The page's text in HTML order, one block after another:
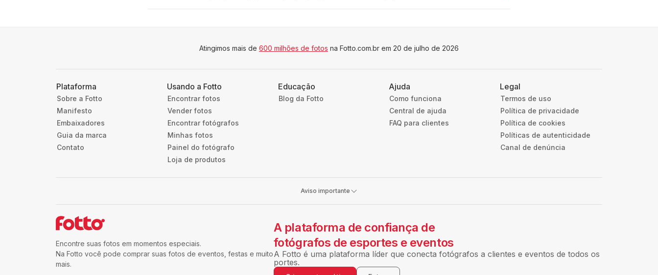
Atingimos mais de 600 milhões de fotos na Fotto.com.br em 20 de julho de 2026
Plataforma
Sobre a Fotto
Manifesto
Embaixadores
Guia da marca
Contato
Usando a Fotto
Encontrar fotos
Vender fotos
Encontrar fotógrafos
Minhas fotos
Painel do fotógrafo
Loja de produtos
Educação
Blog da Fotto
Ajuda
Como funciona
Central de ajuda
FAQ para clientes
Legal
Termos de uso
Política de privacidade
Política de cookies
Políticas de autenticidade
Canal de denúncia
Aviso importante
Encontre suas fotos em momentos especiais.
Na Fotto você pode comprar suas fotos de eventos, festas e muito
mais.
A plataforma de confiança de
fotógrafos de esportes e eventos
A Fotto é uma plataforma líder que conecta fotógrafos a clientes e eventos de todos os
portes.